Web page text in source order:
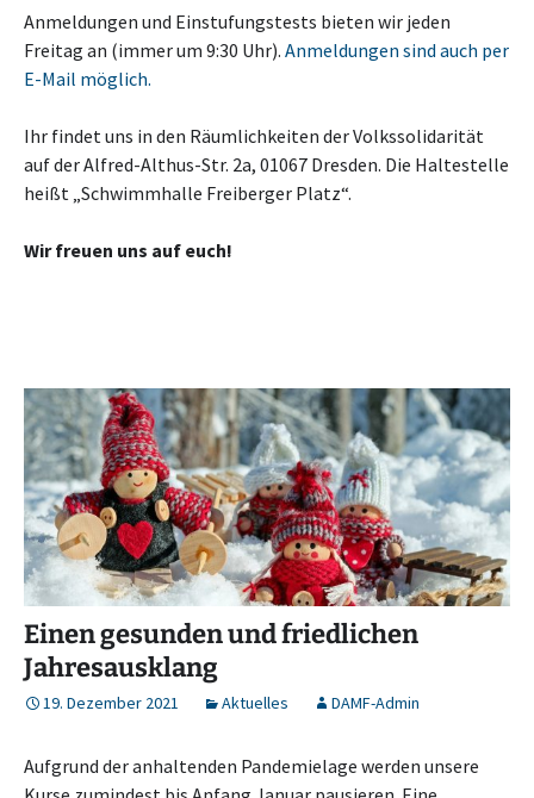
Anmeldungen und Einstufungstests bieten wir jeden
Freitag an (immer um 9:30 Uhr). Anmeldungen sind auch per
E-Mail möglich.
Ihr findet uns in den Räumlichkeiten der Volkssolidarität
auf der Alfred-Althus-Str. 2a, 01067 Dresden. Die Haltestelle
heißt „Schwimmhalle Freiberger Platz“.
Wir freuen uns auf euch!
Einen gesunden und friedlichen
Jahresausklang
19. Dezember 2021 Aktuelles DAMF-Admin
Aufgrund der anhaltenden Pandemielage werden unsere